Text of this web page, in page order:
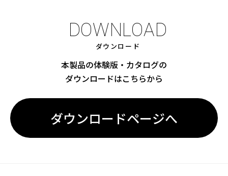
DOWNLOAD
ダウンロード
本製品の体験版・カタログの
ダウンロードはこちらから
ダウンロードページへ